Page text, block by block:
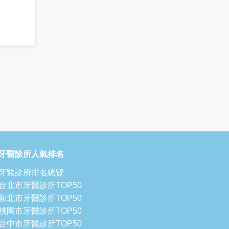
醫診所人氣排名
醫診所排名總覽
北市牙醫診所TOP50
北市牙醫診所TOP50
園市牙醫診所TOP50
中市牙醫診所TOP50